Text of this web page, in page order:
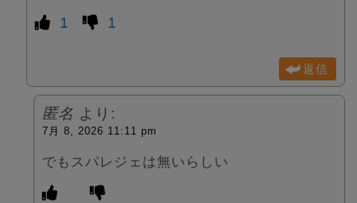
1 1
返信
匿名 より:
7月 8, 2026 11:11 pm
でもスパレジェは無いらしい